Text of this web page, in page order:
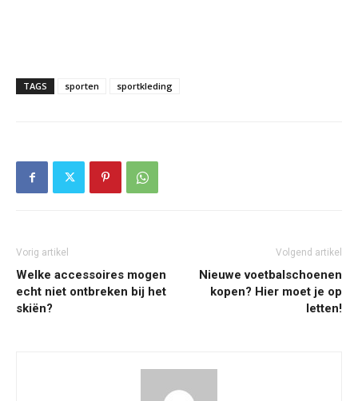
TAGS sporten sportkleding
Vorig artikel
Welke accessoires mogen
echt niet ontbreken bij het
skiën?
Volgend artikel
Nieuwe voetbalschoenen
kopen? Hier moet je op
letten!